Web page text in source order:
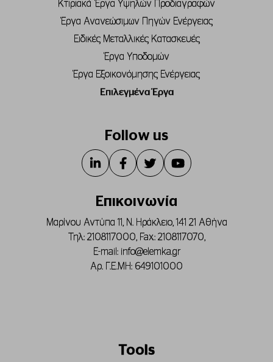
Κτιριακά Έργα Υψηλών Προδιαγραφών
Έργα Ανανεώσιμων Πηγών Ενέργειας
Ειδικές Μεταλλικές Κατασκευές
Έργα Υποδομών
Έργα Εξοικονόμησης Ενέργειας
Επιλεγμένα Έργα
Follow us
Επικοινωνία
Μαρίνου Αντύπα 11, Ν. Ηράκλειο, 141 21 Αθήνα
Τηλ: 2108117000 , Fax: 2108117070
E-mail: info@elemka.gr
Αρ. Γ.Ε.ΜΗ: 649101000
Tools